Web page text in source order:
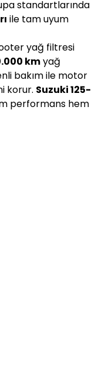
standartlarında
ile tam uyum
yağ filtresi
kmyağ
bakım ile motor
korur. Suzuki 125-
performans hem